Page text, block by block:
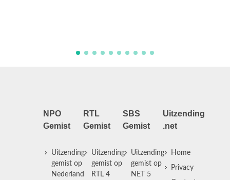
NPO
Gemist
Uitzending
gemist op
Nederland
RTL
Gemist
Uitzending
gemist op
RTL 4
SBS
Gemist
Uitzending
gemist op
NET 5
Uitzending
.net
Home
Privacy